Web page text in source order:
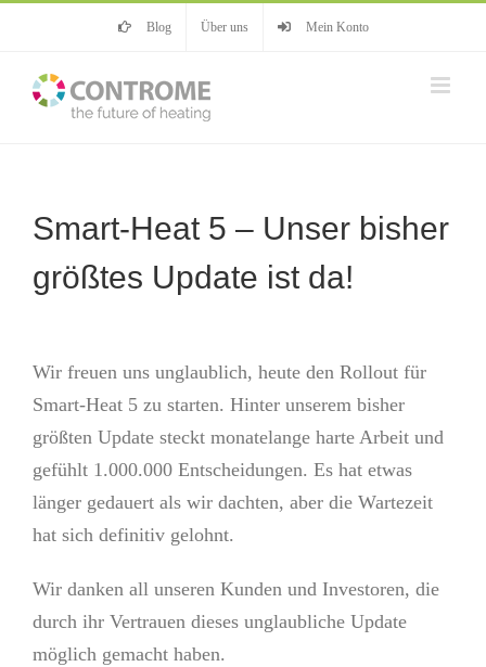
springen
Blog Über uns Mein Konto
Smart-Heat 5 – Unser bisher
größtes Update ist da!
grösseres
Bild
Wir freuen uns unglaublich, heute den Rollout für
Smart-Heat 5 zu starten. Hinter unserem bisher
größten Update steckt monatelange harte Arbeit und
gefühlt 1.000.000 Entscheidungen. Es hat etwas
länger gedauert als wir dachten, aber die Wartezeit
hat sich definitiv gelohnt.
Wir danken all unseren Kunden und Investoren, die
durch ihr Vertrauen dieses unglaubliche Update
möglich gemacht haben.